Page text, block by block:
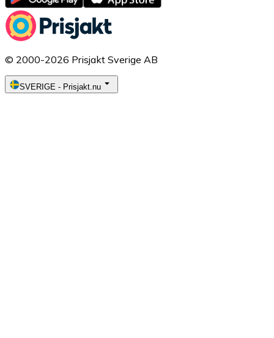
© 2000-2026 Prisjakt Sverige AB
SVERIGE - Prisjakt.nu